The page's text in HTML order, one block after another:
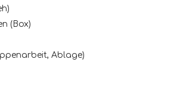
(Box)
Ablage)